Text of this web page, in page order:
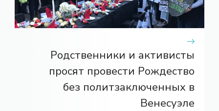
Родственники и активисты
просят провести Рождество
без политзаключенных в
Венесуэле